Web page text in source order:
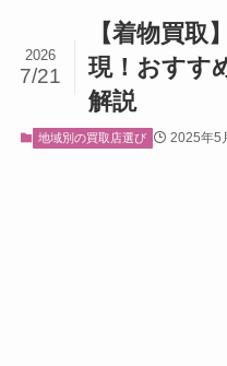
【着物買取
現！おすす
解説
2026
7/21
地域別の買取店選び 2025年5